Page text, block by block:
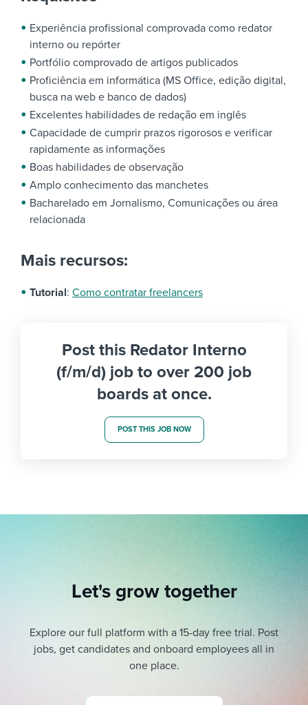
Experiência profissional comprovada como redator
interno ou repórter
Portfólio comprovado de artigos publicados
Proficiência em informática (MS Office, edição digital,
busca na web e banco de dados)
Excelentes habilidades de redação em inglês
Capacidade de cumprir prazos rigorosos e verificar
rapidamente as informações
Boas habilidades de observação
Amplo conhecimento das manchetes
Bacharelado em Jornalismo, Comunicações ou área
relacionada
Mais recursos:
Tutorial: Como contratar freelancers
Post this Redator Interno
(f/m/d) job to over 200 job
boards at once.
POST THIS JOB NOW
Let's grow together
Explore our full platform with a 15-day free trial. Post
jobs, get candidates and onboard employees all in
one place.